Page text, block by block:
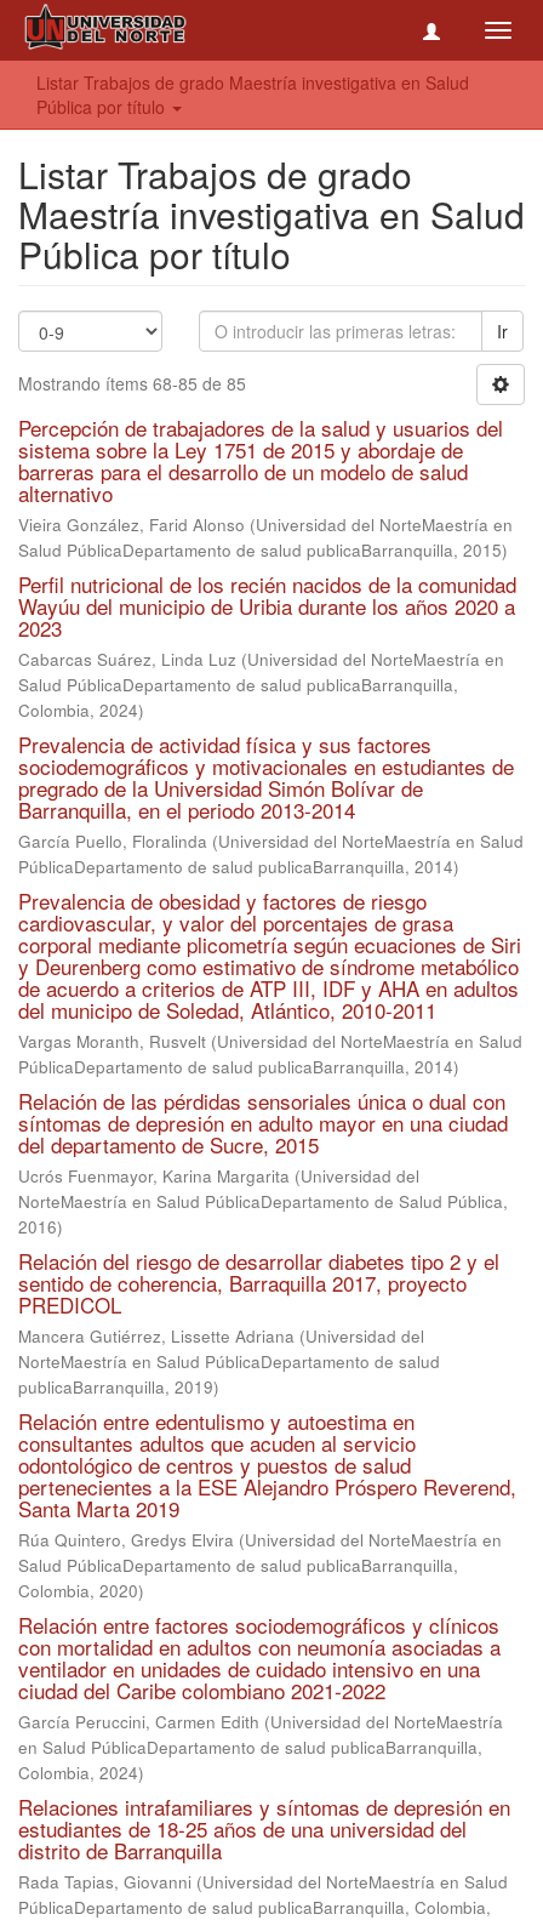
Listar Trabajos de grado Maestría investigativa en Salud
Pública por título
Listar Trabajos de grado
Maestría investigativa en Salud
Pública por título
Ir
Mostrando ítems 68-85 de 85
Percepción de trabajadores de la salud y usuarios del
sistema sobre la Ley 1751 de 2015 y abordaje de
barreras para el desarrollo de un modelo de salud
alternativo
Vieira González, Farid Alonso (Universidad del NorteMaestría en
Salud PúblicaDepartamento de salud publicaBarranquilla, 2015)
Perfil nutricional de los recién nacidos de la comunidad
Wayúu del municipio de Uribia durante los años 2020 a
2023
Cabarcas Suárez, Linda Luz (Universidad del NorteMaestría en
Salud PúblicaDepartamento de salud publicaBarranquilla,
Colombia, 2024)
Prevalencia de actividad física y sus factores
sociodemográficos y motivacionales en estudiantes de
pregrado de la Universidad Simón Bolívar de
Barranquilla, en el periodo 2013-2014
García Puello, Floralinda (Universidad del NorteMaestría en Salud
PúblicaDepartamento de salud publicaBarranquilla, 2014)
Prevalencia de obesidad y factores de riesgo
cardiovascular, y valor del porcentajes de grasa
corporal mediante plicometría según ecuaciones de Siri
y Deurenberg como estimativo de síndrome metabólico
de acuerdo a criterios de ATP III, IDF y AHA en adultos
del municipo de Soledad, Atlántico, 2010-2011
Vargas Moranth, Rusvelt (Universidad del NorteMaestría en Salud
PúblicaDepartamento de salud publicaBarranquilla, 2014)
Relación de las pérdidas sensoriales única o dual con
síntomas de depresión en adulto mayor en una ciudad
del departamento de Sucre, 2015
Ucrós Fuenmayor, Karina Margarita (Universidad del
NorteMaestría en Salud PúblicaDepartamento de Salud Pública,
2016)
Relación del riesgo de desarrollar diabetes tipo 2 y el
sentido de coherencia, Barraquilla 2017, proyecto
PREDICOL
Mancera Gutiérrez, Lissette Adriana (Universidad del
NorteMaestría en Salud PúblicaDepartamento de salud
publicaBarranquilla, 2019)
Relación entre edentulismo y autoestima en
consultantes adultos que acuden al servicio
odontológico de centros y puestos de salud
pertenecientes a la ESE Alejandro Próspero Reverend,
Santa Marta 2019
Rúa Quintero, Gredys Elvira (Universidad del NorteMaestría en
Salud PúblicaDepartamento de salud publicaBarranquilla,
Colombia, 2020)
Relación entre factores sociodemográficos y clínicos
con mortalidad en adultos con neumonía asociadas a
ventilador en unidades de cuidado intensivo en una
ciudad del Caribe colombiano 2021-2022
García Peruccini, Carmen Edith (Universidad del NorteMaestría
en Salud PúblicaDepartamento de salud publicaBarranquilla,
Colombia, 2024)
Relaciones intrafamiliares y síntomas de depresión en
estudiantes de 18-25 años de una universidad del
distrito de Barranquilla
Rada Tapias, Giovanni (Universidad del NorteMaestría en Salud
PúblicaDepartamento de salud publicaBarranquilla, Colombia,